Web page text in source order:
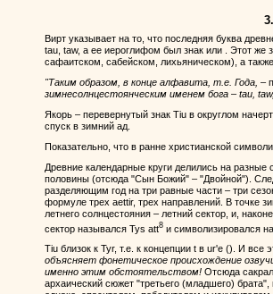
Вирт указывает на то, что последняя буква
tau, taw, а ее иероглифом был знак или . Этот же
сафаитском, сабейском, лихьяническом), а
"Таким образом, в конце алфавита, т.е. Года, –
зимнесолнцестоянческим именем бога – tau,
Якорь – перевернутый знак Tiu в округлом
спуск в зимний ад.
Показательно, что в ранне христианской
Древние календарные круги делились на
половины (отсюда "Сын Божий" – "Двойной").
разделяющим год на три равные части – три
формуле трех aettir, трех направлений. В точке
летнего солнцестояния – летний сектор, и,
сектор назывался Tys att8 и символизировался
Tiu близок к Tyr, т.е. к концепции t в ur'е (). И все
объясняет фонетическое происхождение
именно этим обстоятельством! Отсюда
архаический сюжет "третьего (младшего)